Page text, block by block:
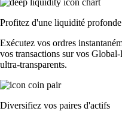
Profitez d'une liquidité profonde
Exécutez vos ordres
vos transactions sur vos
ultra-transparents.
Diversifiez vos paires d'actifs